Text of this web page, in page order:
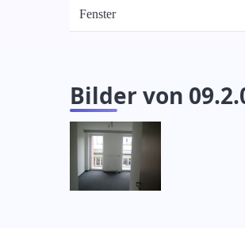
Fenster
Bilder von